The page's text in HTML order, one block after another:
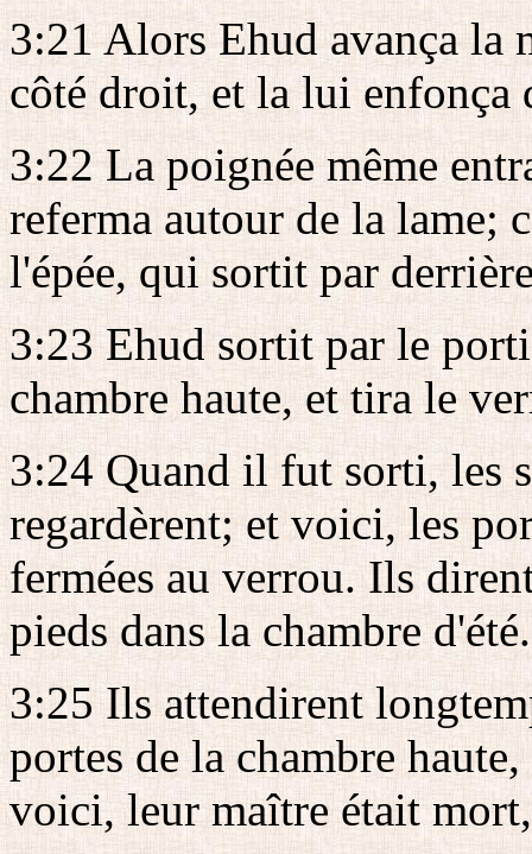
3:21 Alors Ehud avança la
côté droit, et la lui enfonça
3:22 La poignée même
referma autour de la lame;
l'épée, qui sortit par
3:23 Ehud sortit par le
chambre haute, et tira le
3:24 Quand il fut sorti, les
regardèrent; et voici, les
fermées au verrou. Ils
pieds dans la chambre d'été.
3:25 Ils attendirent
portes de la chambre
voici, leur maître était